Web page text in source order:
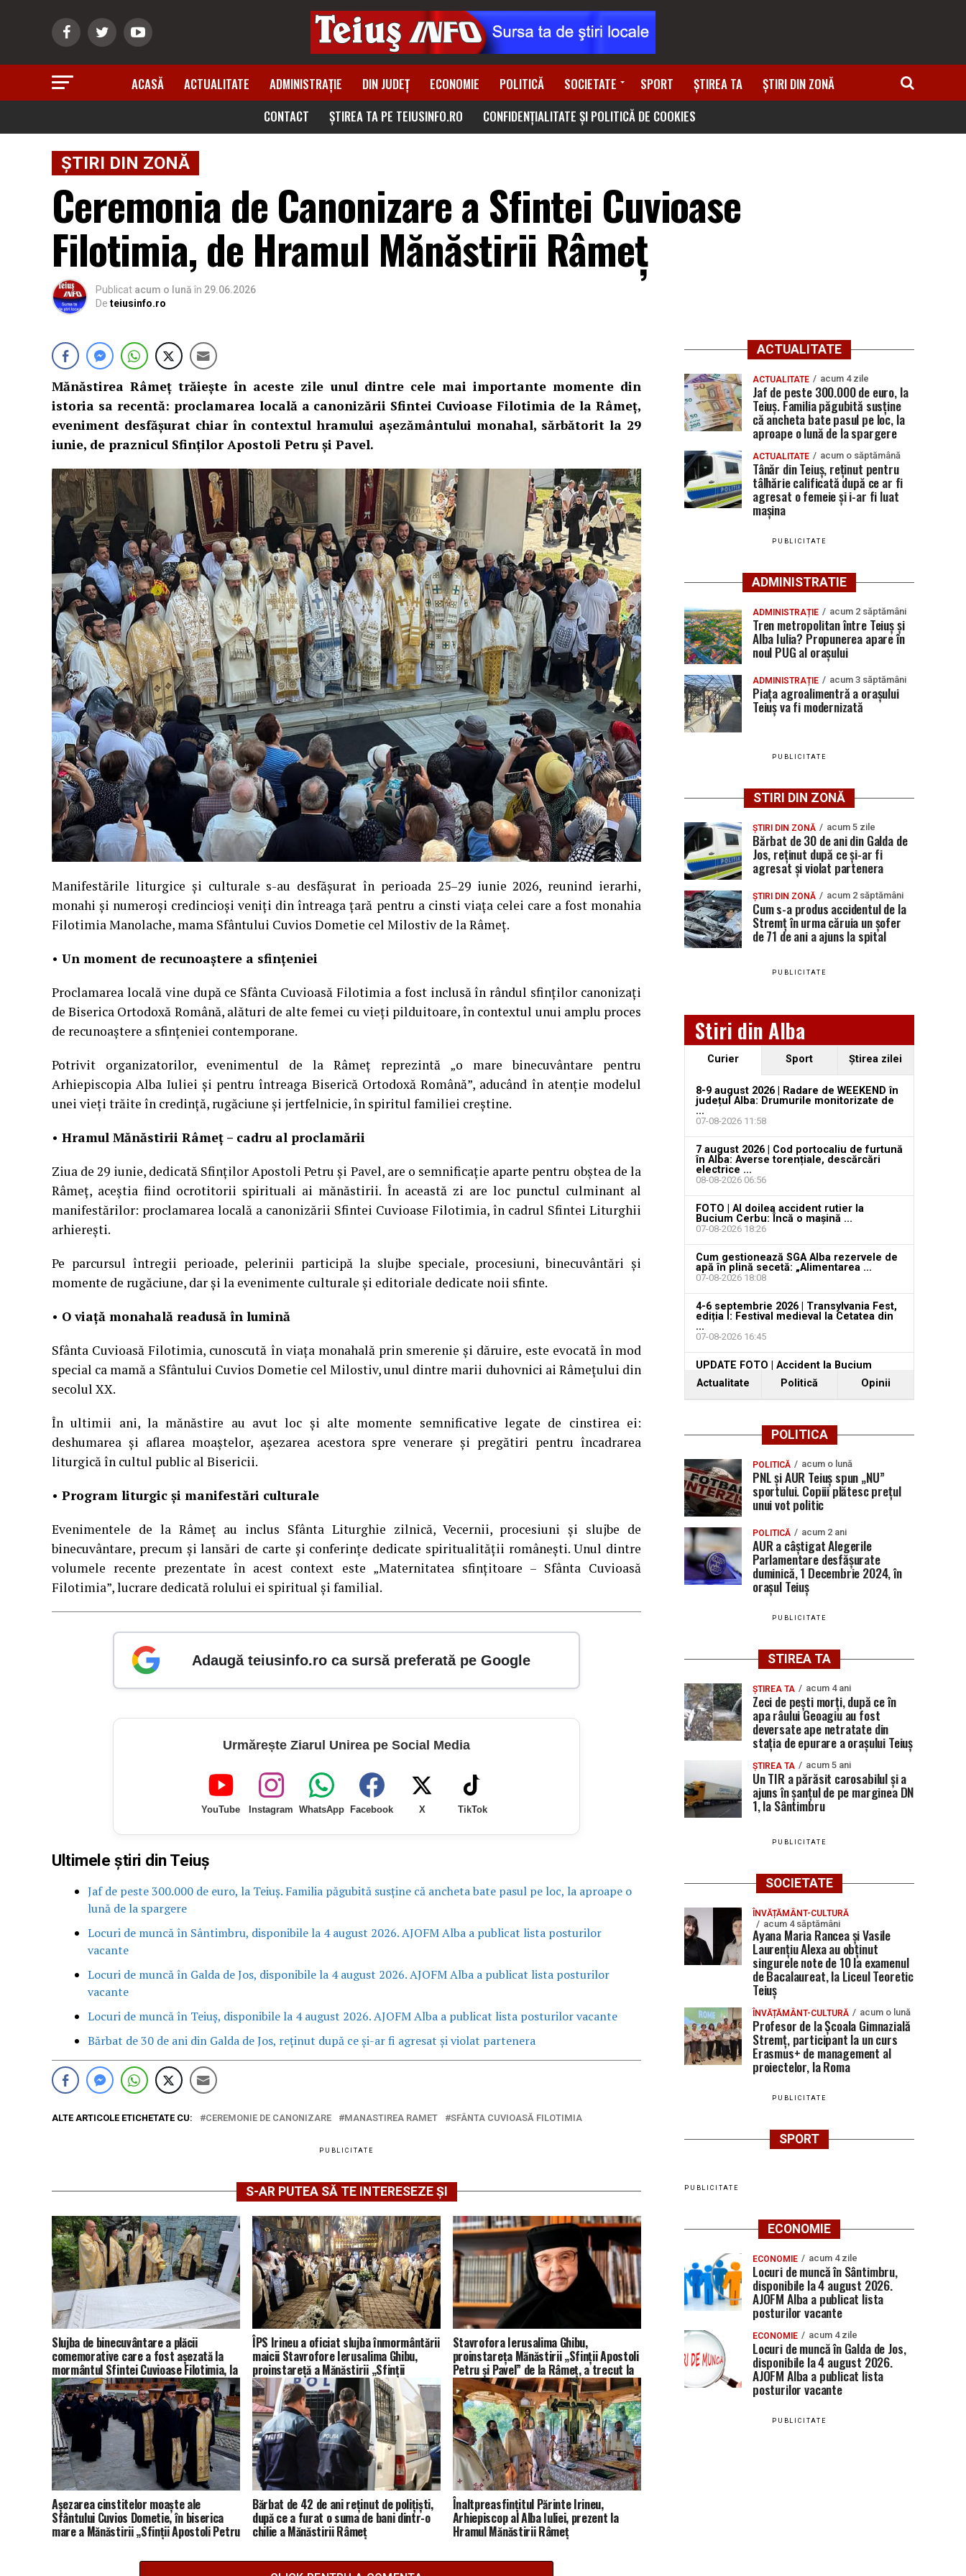
ACASĂ ACTUALITATE ADMINISTRAȚIE DIN JUDEȚ ECONOMIE POLITICĂ SOCIETATE SPORT ȘTIREA TA
ȘTIRI DIN ZONĂ
CONTACT
ȘTIREA TA PE TEIUSINFO.RO CONFIDENȚIALITATE ȘI POLITICĂ DE COOKIES
ȘTIRI DIN ZONĂ
Ceremonia de Canonizare a Sfintei Cuvioase
Filotimia, de Hramul Mănăstirii Râmeț
Publicat acum o lună în 29.06.2026
De teiusinfo.ro
Mănăstirea Râmeț trăiește în aceste zile unul dintre cele mai importante momente din
istoria sa recentă: proclamarea locală a canonizării Sfintei Cuvioase Filotimia de la Râmeț,
eveniment desfășurat chiar în contextul hramului așezământului monahal, sărbătorit la 29
iunie, de praznicul Sfinților Apostoli Petru și Pavel.
Manifestările liturgice și culturale s-au desfășurat în perioada 25–29 iunie 2026, reunind ierarhi,
monahi și numeroși credincioși veniți din întreaga țară pentru a cinsti viața celei care a fost monahia
Filotimia Manolache, mama Sfântului Cuvios Dometie cel Milostiv de la Râmeț.
• Un moment de recunoaștere a sfințeniei
Proclamarea locală vine după ce Sfânta Cuvioasă Filotimia a fost inclusă în rândul sfinților canonizați
de Biserica Ortodoxă Română, alături de alte femei cu vieți pilduitoare, în contextul unui amplu proces
de recunoaștere a sfințeniei contemporane.
Potrivit organizatorilor, evenimentul de la Râmeț reprezintă „o mare binecuvântare pentru
Arhiepiscopia Alba Iuliei și pentru întreaga Biserică Ortodoxă Română”, aducând în atenție modelul
unei vieți trăite în credință, rugăciune și jertfelnicie, în spiritul familiei creștine.
• Hramul Mănăstirii Râmeț – cadru al proclamării
Ziua de 29 iunie, dedicată Sfinților Apostoli Petru și Pavel, are o semnificație aparte pentru obștea de la
Râmeț, aceștia fiind ocrotitorii spirituali ai mănăstirii. În această zi are loc punctul culminant al
manifestărilor: proclamarea locală a canonizării Sfintei Cuvioase Filotimia, în cadrul Sfintei Liturghii
arhierești.
Pe parcursul întregii perioade, pelerinii participă la slujbe speciale, procesiuni, binecuvântări și
momente de rugăciune, dar și la evenimente culturale și editoriale dedicate noii sfinte.
• O viață monahală readusă în lumină
Sfânta Cuvioasă Filotimia, cunoscută în viața monahală prin smerenie și dăruire, este evocată în mod
special ca mamă a Sfântului Cuvios Dometie cel Milostiv, unul dintre marii duhovnici ai Râmețului din
secolul XX.
În ultimii ani, la mănăstire au avut loc și alte momente semnificative legate de cinstirea ei:
deshumarea și aflarea moaștelor, așezarea acestora spre venerare și pregătiri pentru încadrarea
liturgică în cultul public al Bisericii.
• Program liturgic și manifestări culturale
Evenimentele de la Râmeț au inclus Sfânta Liturghie zilnică, Vecernii, procesiuni și slujbe de
binecuvântare, precum și lansări de carte și conferințe dedicate spiritualității românești. Unul dintre
volumele recente prezentate în acest context este „Maternitatea sfințitoare – Sfânta Cuvioasă
Filotimia”, lucrare dedicată rolului ei spiritual și familial.
Adaugă teiusinfo.ro ca sursă preferată pe Google
Urmărește Ziarul Unirea pe Social Media
YouTube Instagram WhatsApp Facebook X TikTok
Ultimele știri din Teiuș
Jaf de peste 300.000 de euro, la Teiuș. Familia păgubită susține că ancheta bate pasul pe loc, la aproape o
lună de la spargere
Locuri de muncă în Sântimbru, disponibile la 4 august 2026. AJOFM Alba a publicat lista posturilor
vacante
Locuri de muncă în Galda de Jos, disponibile la 4 august 2026. AJOFM Alba a publicat lista posturilor
vacante
Locuri de muncă în Teiuș, disponibile la 4 august 2026. AJOFM Alba a publicat lista posturilor vacante
Bărbat de 30 de ani din Galda de Jos, reținut după ce și-ar fi agresat și violat partenera
ALTE ARTICOLE ETICHETATE CU: CEREMONIE DE CANONIZARE MANASTIREA RAMET SFÂNTA CUVIOASĂ FILOTIMIA
PUBLICITATE
S-AR PUTEA SĂ TE INTERESEZE ȘI
Slujba de binecuvântare a plăcii
comemorative care a fost așezată la
mormântul Sfintei Cuvioase Filotimia, la
Mănăstirea Râmeț
ÎPS Irineu a oficiat slujba înmormântării
maicii Stavrofore Ierusalima Ghibu,
proinstareță a Mănăstirii „Sfinții
Apostoli Petru și Pavel” de la Râmeț
Stavrofora Ierusalima Ghibu,
proinstareța Mănăstirii „Sfinții Apostoli
Petru și Pavel” de la Râmeț, a trecut la
Domnul
Așezarea cinstitelor moaște ale
Sfântului Cuvios Dometie, în biserica
mare a Mănăstirii „Sfinții Apostoli Petru
Bărbat de 42 de ani reținut de polițiști,
după ce a furat o suma de bani dintr-o
chilie a Mănăstirii Râmeț
Înaltpreasfințitul Părinte Irineu,
Arhiepiscop al Alba Iuliei, prezent la
Hramul Mănăstirii Râmeț
ACTUALITATE
ACTUALITATE acum 4 zile
Jaf de peste 300.000 de euro, la
Teiuș. Familia păgubită susține
că ancheta bate pasul pe loc, la
aproape o lună de la spargere
ACTUALITATE acum o săptămână
Tânăr din Teiuș, reținut pentru
tâlhărie calificată după ce ar fi
agresat o femeie și i-ar fi luat
mașina
PUBLICITATE
ADMINISTRATIE
ADMINISTRAȚIE acum 2 săptămâni
Tren metropolitan între Teiuș și
Alba Iulia? Propunerea apare în
noul PUG al orașului
ADMINISTRAȚIE acum 3 săptămâni
Piața agroalimentră a orașului
Teiuș va fi modernizată
PUBLICITATE
STIRI DIN ZONĂ
ȘTIRI DIN ZONĂ acum 5 zile
Bărbat de 30 de ani din Galda de
Jos, reținut după ce și-ar fi
agresat și violat partenera
ȘTIRI DIN ZONĂ acum 2 săptămâni
Cum s-a produs accidentul de la
Stremț în urma căruia un șofer
de 71 de ani a ajuns la spital
PUBLICITATE
Stiri din Alba
Curier Sport Ştirea zilei
8-9 august 2026 | Radare de WEEKEND în
județul Alba: Drumurile monitorizate de
...
07-08-2026 11:58
7 august 2026 | Cod portocaliu de furtună
în Alba: Averse torențiale, descărcări
electrice ...
08-08-2026 06:56
FOTO | Al doilea accident rutier la
Bucium Cerbu: Încă o mașină ...
07-08-2026 18:26
Cum gestionează SGA Alba rezervele de
apă în plină secetă: „Alimentarea ...
07-08-2026 18:08
4-6 septembrie 2026 | Transylvania Fest,
ediția I: Festival medieval la Cetatea din
...
07-08-2026 16:45
UPDATE FOTO | Accident la Bucium
07-08-2026 16:13
Actualitate Politică Opinii
POLITICA
POLITICĂ acum o lună
PNL și AUR Teiuș spun „NU”
sportului. Copiii plătesc prețul
unui vot politic
POLITICĂ acum 2 ani
AUR a câștigat Alegerile
Parlamentare desfășurate
duminică, 1 Decembrie 2024, în
orașul Teiuș
PUBLICITATE
STIREA TA
ȘTIREA TA acum 4 ani
Zeci de pești morți, după ce în
apa râului Geoagiu au fost
deversate ape netratate din
stația de epurare a orașului Teiuș
ȘTIREA TA acum 5 ani
Un TIR a părăsit carosabilul și a
ajuns în șanțul de pe marginea DN
1, la Sântimbru
PUBLICITATE
SOCIETATE
ÎNVĂȚĂMÂNT-CULTURĂ
acum 4 săptămâni
Ayana Maria Rancea și Vasile
Laurențiu Alexa au obținut
singurele note de 10 la examenul
de Bacalaureat, la Liceul Teoretic
Teiuș
ÎNVĂȚĂMÂNT-CULTURĂ acum o lună
Profesor de la Școala Gimnazială
Stremț, participant la un curs
Erasmus+ de management al
proiectelor, la Roma
PUBLICITATE
SPORT
PUBLICITATE
ECONOMIE
ECONOMIE acum 4 zile
Locuri de muncă în Sântimbru,
disponibile la 4 august 2026.
AJOFM Alba a publicat lista
posturilor vacante
ECONOMIE acum 4 zile
Locuri de muncă în Galda de Jos,
disponibile la 4 august 2026.
AJOFM Alba a publicat lista
posturilor vacante
PUBLICITATE